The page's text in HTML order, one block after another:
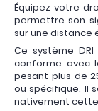
Équipez votre
permettre son
sur une distance
Ce système
conforme avec
pesant plus de
ou spécifique. Il
nativement